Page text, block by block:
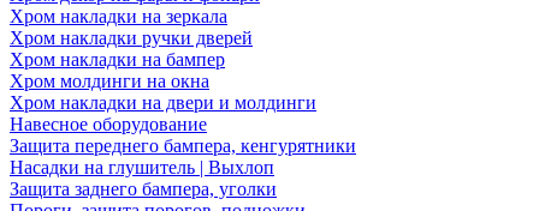
Хром накладки на зеркала
Хром накладки ручки дверей
Хром накладки на бампер
Хром молдинги на окна
Хром накладки на двери и молдинги
Навесное оборудование
Защита переднего бампера, кенгурятники
Насадки на глушитель | Выхлоп
Защита заднего бампера, уголки